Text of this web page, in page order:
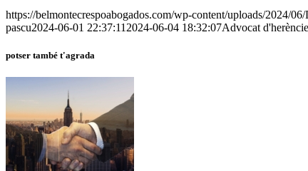
https://belmontecrespoabogados.com/wp-content/uploads/2024/
pascu2024-06-01 22:37:11 2024-06-04 18:32:07Advocat
potser també t'agrada